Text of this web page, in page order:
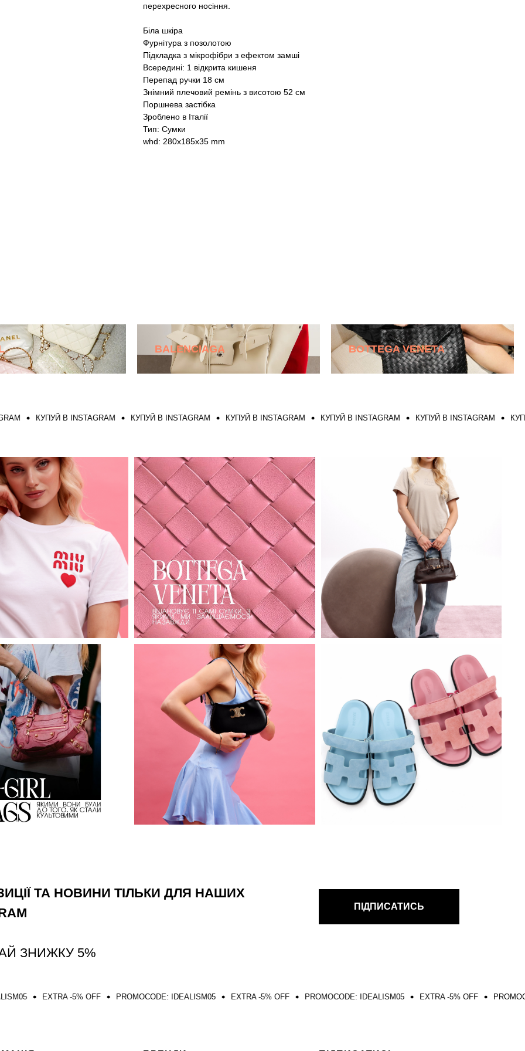
перехресного носіння.
Біла шкіра
Фурнітура з позолотою
Підкладка з мікрофібри з ефектом замші
Всередині: 1 відкрита кишеня
Перепад ручки 18 см
Знімний плечовий ремінь з висотою 52 см
Поршнева застібка
Зроблено в Італії
Тип: Сумки
whd: 280x185x35 mm
BALENCIAGA BOTTEGA VENETA
КУПУЙ В INSTAGRAM КУПУЙ В INSTAGRAM КУПУЙ В INSTAGRAM КУПУЙ В INSTAGRAM КУПУЙ В INSTAGRAM КУПУЙ В
ТА НОВИНИ ТІЛЬКИ ДЛЯ НАШИХ
ЗНИЖКУ 5%
ПІДПИСАТИСЬ
-5% OFF PROMOCODE: IDEALISM05 EXTRA -5% OFF PROMOCODE: IDEALISM05 EXTRA -5% OFF PROMOCODE: